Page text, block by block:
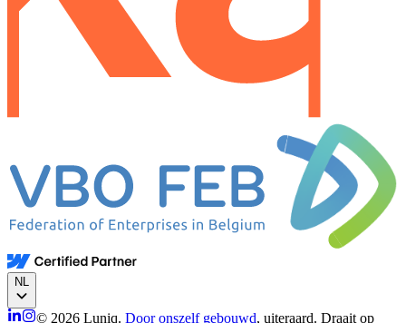
NL
© 2026 Luniq. Door onszelf gebouwd, uiteraard. Draait op